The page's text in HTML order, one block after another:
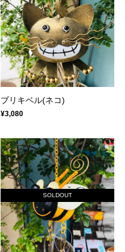
ブリキベル(ネコ)
¥3,080
SOLDOUT